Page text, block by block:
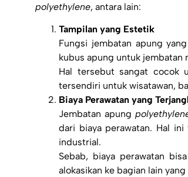
polyethylene, antara lain:
Tampilan yang Estetik
Fungsi jembatan apung
kubus apung untuk jembatan
Hal tersebut sangat cocok
tersendiri untuk wisatawan,
Biaya Perawatan yang
Jembatan apung
dari biaya perawatan. Hal
industrial.
Sebab, biaya perawatan
alokasikan ke bagian lain